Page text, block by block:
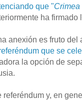
que "
ha
anexión es fruto del
que se
la opción de
referéndum y, en